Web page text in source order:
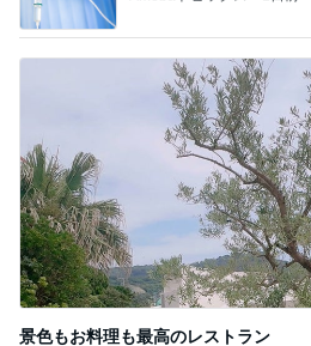
景色もお料理も最高のレストラン
Amebaトピックス
記事を読む